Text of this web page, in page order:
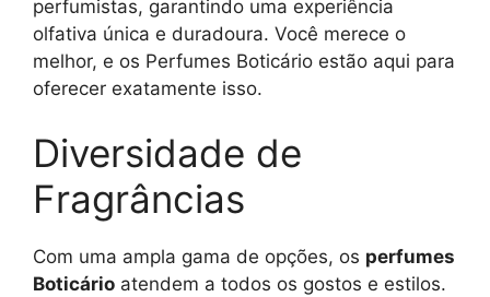
perfumistas, garantindo uma experiência
olfativa única e duradoura. Você merece o
melhor, e os Perfumes Boticário estão aqui para
oferecer exatamente isso.
Diversidade de
Fragrâncias
Com uma ampla gama de opções, os perfumes
Boticário atendem a todos os gostos e estilos.